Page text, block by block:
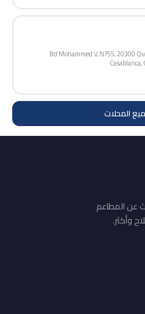
355, Bd Mohammed V, N?55, 20300
المحلات
عن المطاعم
وأكثر.